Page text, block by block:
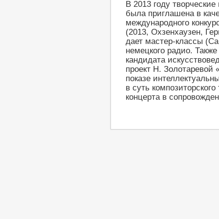
В 2013 году
была приглашена в
международного
(2013, Охзенхаузен,
дает мастер-классы
немецкого радио.
кандидата
проект Н. Золотаревой
показе
в суть
концерта в